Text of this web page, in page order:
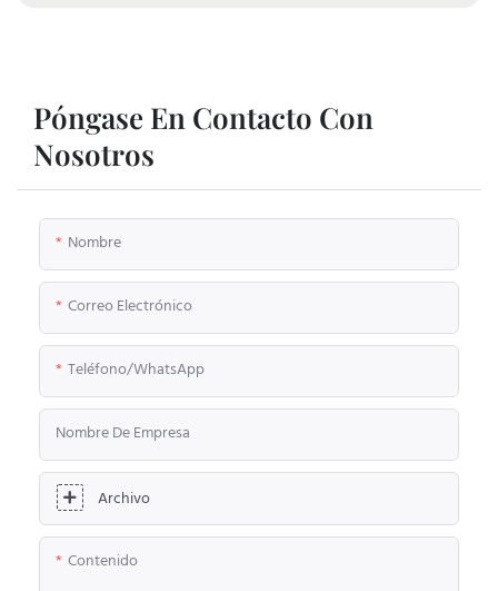
Póngase En Contacto Con
Nosotros
Nombre
Correo Electrónico
Teléfono/WhatsApp
Nombre De Empresa
Archivo
Contenido